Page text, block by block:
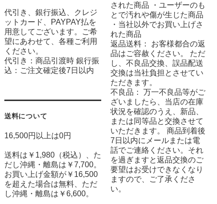
代引き、銀行振込、クレジ
ットカード、PAYPAY払を
用意してございます。ご希
望にあわせて、各種ご利用
ください。
代引き：商品引渡時 銀行振
込：ご注文確定後7日以内
送料について
16,500円以上は0円
送料は￥1,980（税込）、た
だし沖縄・離島は￥7,700。
お買い上げ金額が￥16,500
を超えた場合は無料、ただ
し沖縄・離島は￥6,600。
された商品 ・ユーザーのも
とで汚れや傷が生じた商品
・当社以外でお買い上げさ
れた商品
返品送料： お客様都合の返
品はご容赦ください。 ただ
し、不良品交換、誤品配送
交換は当社負担とさせてい
ただきます。
不良品： 万一不良品等がご
ざいましたら、当店の在庫
状況を確認のうえ、新品、
または同等品と交換させて
いただきます。 商品到着後
7日以内にメールまたは電
話でご連絡ください。それ
を過ぎますと返品交換のご
要望はお受けできなくなり
ますので、ご了承くださ
い。